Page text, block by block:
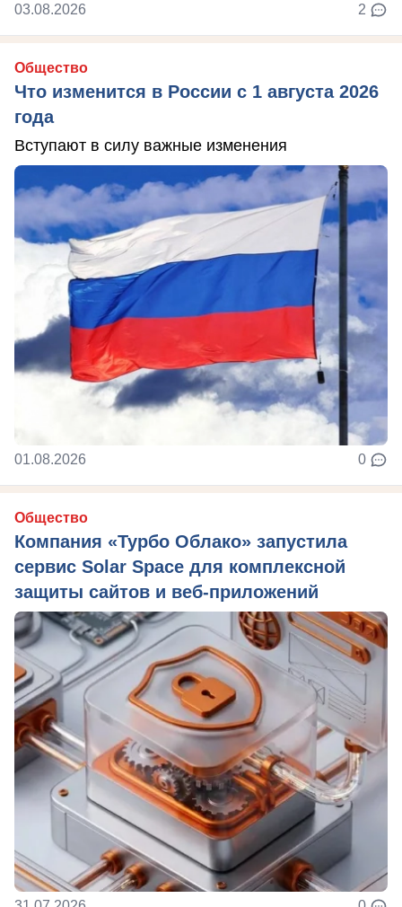
03.08.2026 2
Общество
Что изменится в России с 1 августа 2026
года
Вступают в силу важные изменения
01.08.2026 0
Общество
Компания «Турбо Облако» запустила
сервис Solar Space для комплексной
защиты сайтов и веб-приложений